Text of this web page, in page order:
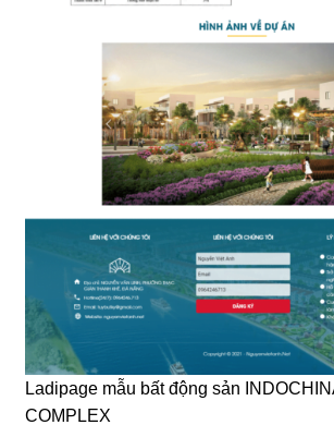
Ladipage mẫu bất động sản
COMPLEX